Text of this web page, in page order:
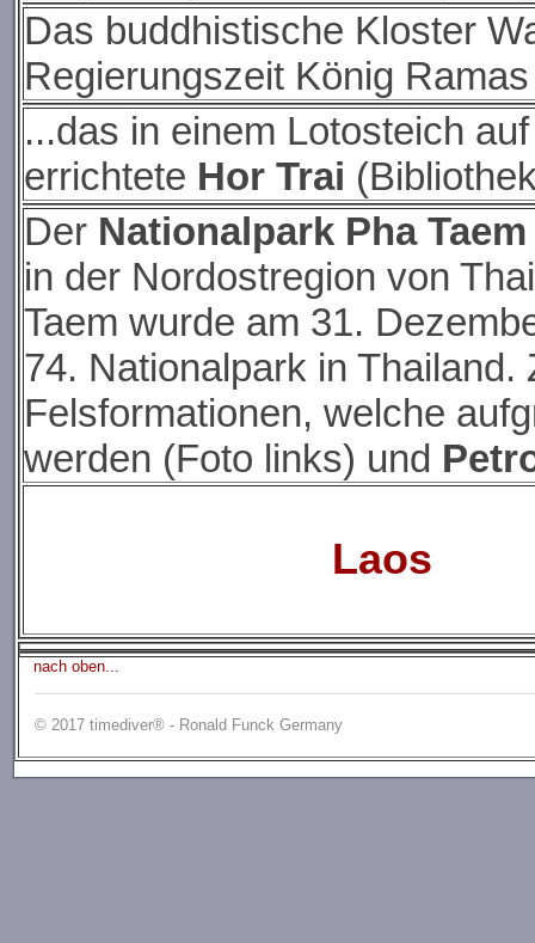
Das buddhistische Kloster
Regierungszeit König
...das in einem Lotosteich
errichtete Hor Trai
Der Nationalpark Pha Taem
in der Nordostregion von
Taem wurde am 31.
74. Nationalpark in
Felsformationen, welche
werden (Foto links) und
Laos
nach oben...
© 2017 timediver® - Ronald Funck Germany